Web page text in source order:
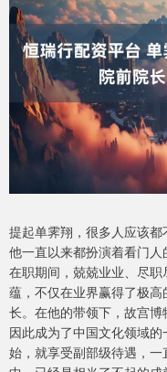
提起单霁翔，很多人应该都
他一直以来都扮演着看门
在职期间，兢兢业业、尽
蕴，不仅在业界赢得了极
长。在他的带领下，故宫
因此成为了中国文化领域
始，就享受副部级待遇，